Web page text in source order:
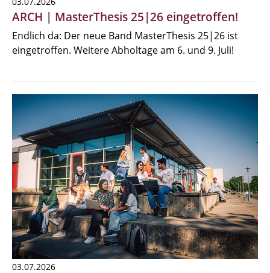
ARCH | MasterThesis 25|26 eingetroffen!
Endlich da: Der neue Band MasterThesis 25|26 ist
eingetroffen. Weitere Abholtage am 6. und 9. Juli!
03.07.2026